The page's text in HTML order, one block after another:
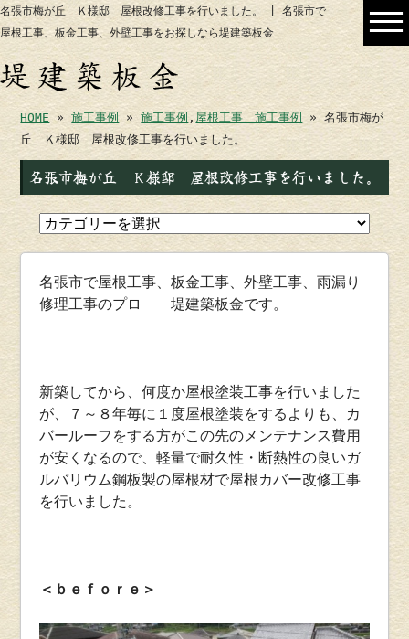
名張市梅が丘 Ｋ様邸 屋根改修工事を行いました。 | 名張市で
屋根工事、板金工事、外壁工事をお探しなら堤建築板金
HOME »施工事例 »施工事例 , 屋根工事 施工事例
» 名張市梅が
丘 Ｋ様邸 屋根改修工事を行いました。
名張市梅が丘 Ｋ様邸 屋根改修工事を行いました。
名張市で屋根工事、板金工事、外壁工事、雨漏り
修理工事のプロ 堤建築板金です。
新築してから、何度か屋根塗装工事を行いました
が、７～８年毎に１度屋根塗装をするよりも、カ
バールーフをする方がこの先のメンテナンス費用
が安くなるので、軽量で耐久性・断熱性の良いガ
ルバリウム鋼板製の屋根材で屋根カバー改修工事
を行いました。
＜ｂｅｆｏｒｅ＞